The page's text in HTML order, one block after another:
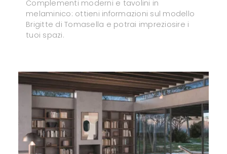
Complementi moderni e tavolini in
melaminico: ottieni informazioni sul modello
Brigitte di Tomasella e potrai impreziosire i
tuoi spazi.